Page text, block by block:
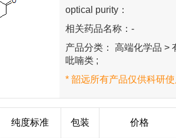
optical purity：
相关药品名称：-
产品分类： 高端化学品 >
吡喃类 ;
* 韶远所有产品仅供科研
纯度标准 包装 价格